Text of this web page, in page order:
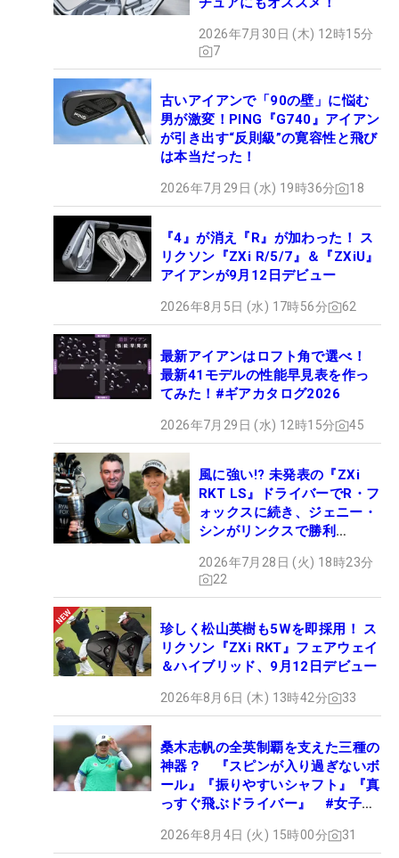
2026年7月30日 (木) 12時15分
7
古いアイアンで「90の壁」に悩む
男が激変！PING『G740』アイアン
が引き出す“反則級”の寛容性と飛び
は本当だった！
2026年7月29日 (水) 19時36分 18
『4』が消え『R』が加わった！ ス
リクソン『ZXi R/5/7』＆『ZXiU』
アイアンが9月12日デビュー
2026年8月5日 (水) 17時56分 62
最新アイアンはロフト角で選べ！
最新41モデルの性能早見表を作っ
てみた！#ギアカタログ2026
2026年7月29日 (水) 12時15分 45
風に強い!? 未発表の『ZXi
RKT LS』ドライバーでR・フ
ォックスに続き、ジェニー・
シンがリンクスで勝利
2026年7月28日 (火) 18時23分
22
珍しく松山英樹も5Wを即採用！ ス
リクソン『ZXi RKT』フェアウェイ
＆ハイブリッド、9月12日デビュー
2026年8月6日 (木) 13時42分 33
桑木志帆の全英制覇を支えた三種の
神器？ 『スピンが入り過ぎないボ
ール』『振りやすいシャフト』『真
っすぐ飛ぶドライバー』 #女子プ
2026年8月4日 (火) 15時00分 31